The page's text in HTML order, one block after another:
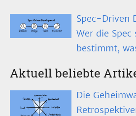
Spec-Driven
Wer die Spec
bestimmt,
Aktuell beliebte
Die